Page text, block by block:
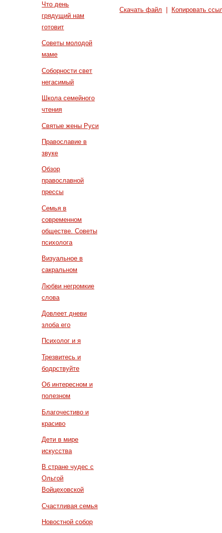
Что день
грядущий нам
готовит
Советы молодой
маме
Соборности свет
негасимый
Школа семейного
чтения
Святые жены Руси
Православие в
звуке
Обзор
православной
прессы
Семья в
современном
обществе. Советы
психолога
Визуальное в
сакральном
Любви негромкие
слова
Довлеет дневи
злоба его
Психолог и я
Трезвитесь и
бодрствуйте
Об интересном и
полезном
Благочестиво и
красиво
Дети в мире
искусства
В стране чудес с
Ольгой
Войцеховской
Счастливая семья
Новостной собор
Скачать файл Копировать